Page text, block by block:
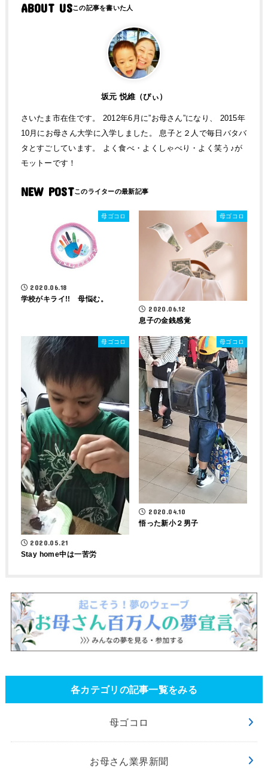
ABOUT US
坂元 悦維（ぴぃ）
さいたま市在住です。 2012年6月に”お母さん”になり、 2015年
10月にお母さん大学に入学しました。 息子と２人で毎日バタバ
タとすごしています。 よく食べ・よくしゃべり・よく笑う♪が
モットーです！
NEW POST
母ゴコロ
2020.06.18
学校がキライ!! 母悩む。
母ゴコロ
2020.06.12
息子の金銭感覚
母ゴコロ
2020.05.21
Stay home中は一苦労
母ゴコロ
2020.04.10
悟った新小２男子
各カテゴリの記事一覧をみる
母ゴコロ
お母さん業界新聞